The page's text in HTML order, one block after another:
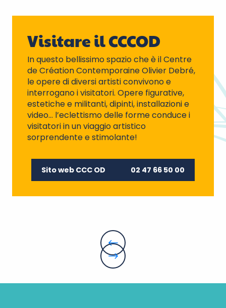
Visitare il CCCOD
In questo bellissimo spazio che è il Centre
de Création Contemporaine Olivier Debré,
le opere di diversi artisti convivono e
interrogano i visitatori. Opere figurative,
estetiche e militanti, dipinti, installazioni e
video… l’eclettismo delle forme conduce i
visitatori in un viaggio artistico
sorprendente e stimolante!
Sito web CCC OD 02 47 66 50 00